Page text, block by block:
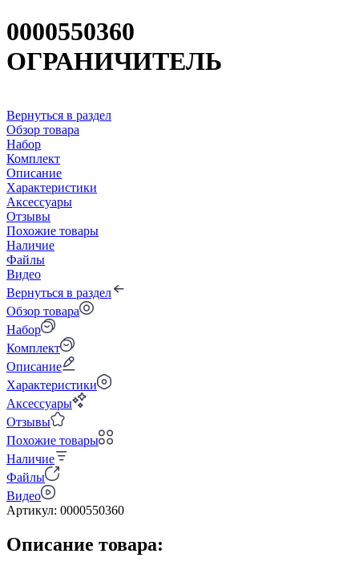
0000550360
ОГРАНИЧИТЕЛЬ
Вернуться в раздел
Обзор товара
Набор
Комплект
Описание
Характеристики
Аксессуары
Отзывы
Похожие товары
Наличие
Файлы
Видео
Вернуться в раздел
Обзор товара
Набор
Комплект
Описание
Характеристики
Аксессуары
Отзывы
Похожие товары
Наличие
Файлы
Видео
Артикул: 0000550360
Описание товара: